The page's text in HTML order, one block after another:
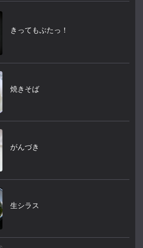
きってもぶたっ！
焼きそば
がんづき
生シラス